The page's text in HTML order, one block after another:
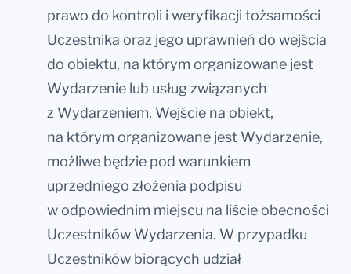
prawo do kontroli i weryfikacji tożsamości
Uczestnika oraz jego uprawnień do wejścia
do obiektu, na którym organizowane jest
Wydarzenie lub usług związanych
z Wydarzeniem. Wejście na obiekt,
na którym organizowane jest Wydarzenie,
możliwe będzie pod warunkiem
uprzedniego złożenia podpisu
w odpowiednim miejscu na liście obecności
Uczestników Wydarzenia. W przypadku
Uczestników biorących udział